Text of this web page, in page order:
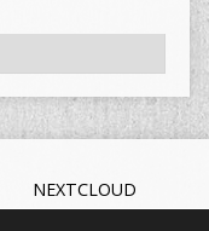
NEXTCLOUD